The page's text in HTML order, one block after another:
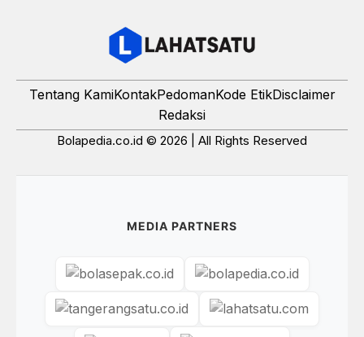
Tentang KamiKontakPedomanKode EtikDisclaimer
Redaksi
Bolapedia.co.id © 2026 | All Rights Reserved
MEDIA PARTNERS